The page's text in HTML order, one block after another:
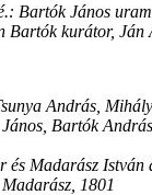
Bartók János
Bartók kurátor, Ján
András,
Bartók
és Madarász István
1801